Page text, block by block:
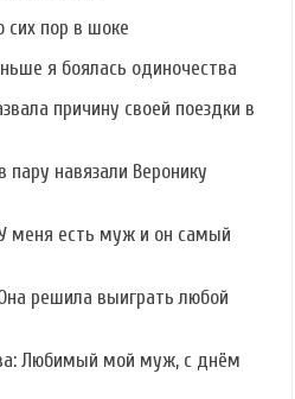
сих пор в шоке
я боялась одиночества
причину своей поездки в
навязали Веронику
меня есть муж и он самый
решила выиграть любой
Любимый мой муж, с днём